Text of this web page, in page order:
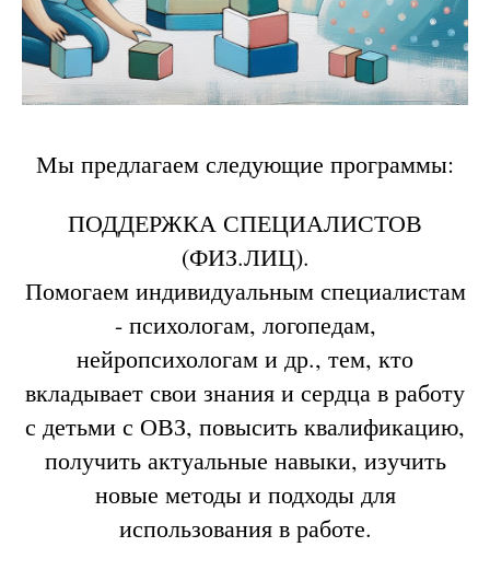
Мы предлагаем следующие программы:
ПОДДЕРЖКА СПЕЦИАЛИСТОВ
(ФИЗ.ЛИЦ).
Помогаем индивидуальным специалистам
- психологам, логопедам,
нейропсихологам и др., тем, кто
вкладывает свои знания и сердца в работу
с детьми с ОВЗ, повысить квалификацию,
получить актуальные навыки, изучить
новые методы и подходы для
использования в работе.